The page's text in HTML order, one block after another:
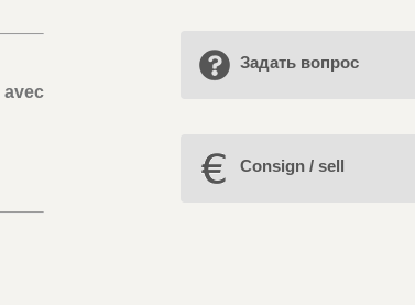
avec
Задать вопрос
Consign / sell